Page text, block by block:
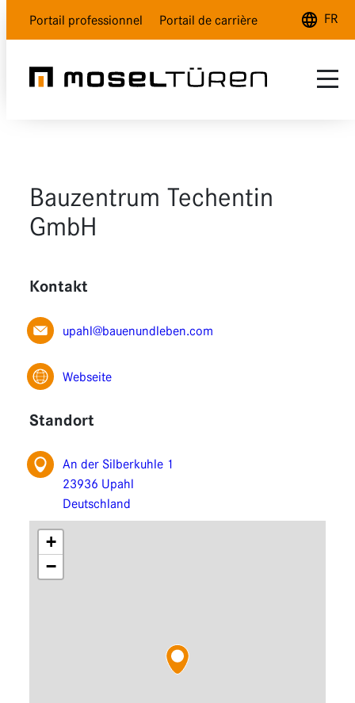
Portail professionnel Portail de carrière FR
Blanc polar
Aspect bois
Verre
Qui sommes-nous ?
Bauzentrum Techentin
GmbH
Kontakt
upahl@bauenundleben.com
Webseite
Standort
An der Silberkuhle 1
23936 Upahl
Deutschland
+
−